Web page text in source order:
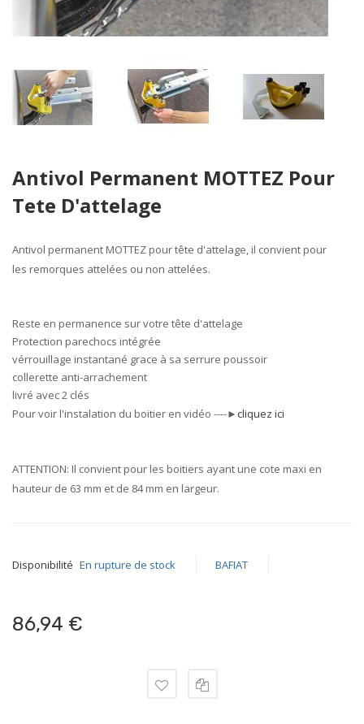
to
beginning
the
images
Antivol Permanent MOTTEZ Pour
Tete D'attelage
Antivol permanent MOTTEZ pour tête d'attelage, il convient pour
les remorques attelées ou non attelées.
Reste en permanence sur votre tête d'attelage
Protection parechocs intégrée
vérrouillage instantané grace à sa serrure poussoir
collerette anti-arrachement
livré avec 2 clés
Pour voir l'instalation du boitier en vidéo ----►cliquez ici
ATTENTION: Il convient pour les boitiers ayant une cote maxi en
hauteur de 63 mm et de 84 mm en largeur.
Disponibilité En rupture de stock BAFIAT
86,94 €